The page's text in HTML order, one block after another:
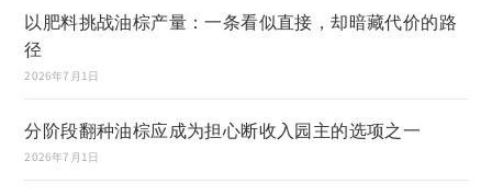
以肥料挑战油棕产量：一条看似直接，却暗藏代价的路
径
2026年7月1日
分阶段翻种油棕应成为担心断收入园主的选项之一
2026年7月1日